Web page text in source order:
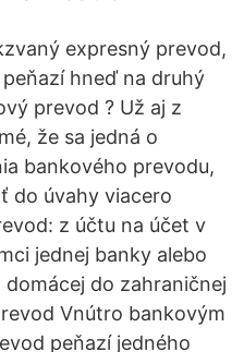
expresný prevod,
hneď na druhý
prevod ? Už aj z
že sa jedná o
bankového prevodu,
do úvahy viacero
z účtu na účet v
jednej banky alebo
do zahraničnej
Vnútro bankovým
peňazí jedného